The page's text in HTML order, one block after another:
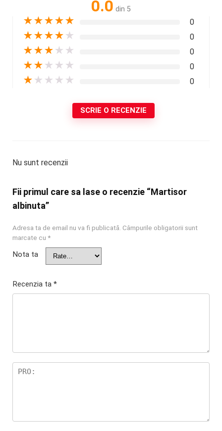
0.0 din 5
★★★★★ 0
★★★★ ★ 0
★★★ ★ ★ 0
★★ ★ ★ ★ 0
★ ★ ★ ★ ★ 0
SCRIE O RECENZIE
Nu sunt recenzii
Fii primul care sa lase o recenzie “Martisor
albinuta”
Adresa ta de email nu va fi publicată. Câmpurile obligatorii sunt
marcate cu *
Nota ta
Recenzia ta *